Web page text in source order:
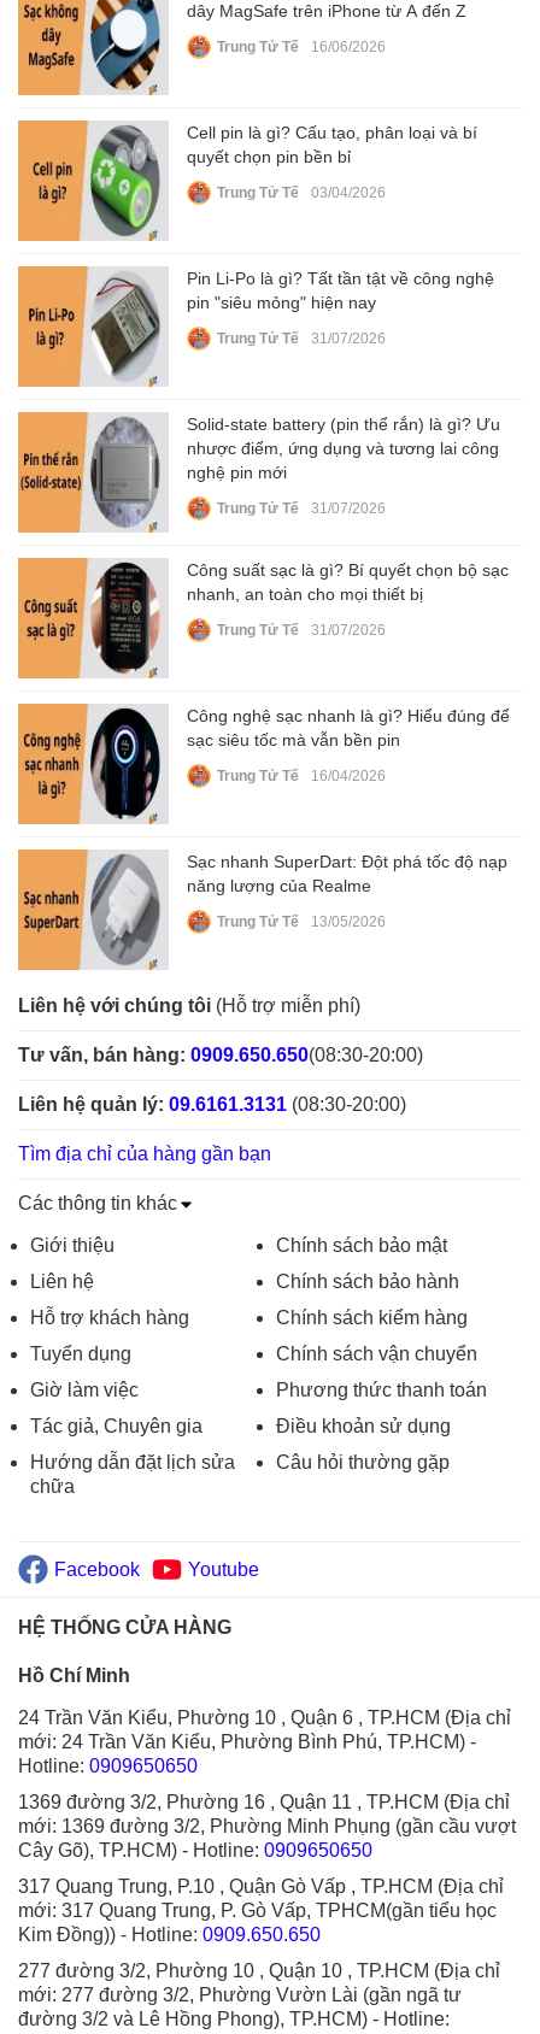
dây MagSafe trên iPhone từ A đến Z
Trung Tử Tế 16/06/2026
Cell pin là gì? Cấu tạo, phân loại và bí
quyết chọn pin bền bỉ
Trung Tử Tế 03/04/2026
Pin Li-Po là gì? Tất tần tật về công nghệ
pin "siêu mỏng" hiện nay
Trung Tử Tế 31/07/2026
Solid-state battery (pin thể rắn) là gì? Ưu
nhược điểm, ứng dụng và tương lai công
nghệ pin mới
Trung Tử Tế 31/07/2026
Công suất sạc là gì? Bí quyết chọn bộ sạc
nhanh, an toàn cho mọi thiết bị
Trung Tử Tế 31/07/2026
Công nghệ sạc nhanh là gì? Hiểu đúng để
sạc siêu tốc mà vẫn bền pin
Trung Tử Tế 16/04/2026
Sạc nhanh SuperDart: Đột phá tốc độ nạp
năng lượng của Realme
Trung Tử Tế 13/05/2026
Liên hệ với chúng tôi (Hỗ trợ miễn phí)
Tư vấn, bán hàng: 0909.650.650(08:30-20:00)
Liên hệ quản lý: 09.6161.3131 (08:30-20:00)
Tìm địa chỉ của hàng gần bạn
Các thông tin khác
Giới thiệu
Liên hệ
Hỗ trợ khách hàng
Tuyển dụng
Giờ làm việc
Tác giả, Chuyên gia
Hướng dẫn đặt lịch sửa
chữa
Chính sách bảo mật
Chính sách bảo hành
Chính sách kiểm hàng
Chính sách vận chuyển
Phương thức thanh toán
Điều khoản sử dụng
Câu hỏi thường gặp
Facebook Youtube
HỆ THỐNG CỬA HÀNG
Hồ Chí Minh
24 Trần Văn Kiểu, Phường 10 , Quận 6 , TP.HCM (Địa chỉ
mới: 24 Trần Văn Kiểu, Phường Bình Phú, TP.HCM) -
Hotline: 0909650650
1369 đường 3/2, Phường 16 , Quận 11 , TP.HCM (Địa chỉ
mới: 1369 đường 3/2, Phường Minh Phụng (gần cầu vượt
Cây Gõ), TP.HCM) - Hotline: 0909650650
317 Quang Trung, P.10 , Quận Gò Vấp , TP.HCM (Địa chỉ
mới: 317 Quang Trung, P. Gò Vấp, TPHCM(gần tiểu học
Kim Đồng)) - Hotline: 0909.650.650
277 đường 3/2, Phường 10 , Quận 10 , TP.HCM (Địa chỉ
mới: 277 đường 3/2, Phường Vườn Lài (gần ngã tư
đường 3/2 và Lê Hồng Phong), TP.HCM) - Hotline: